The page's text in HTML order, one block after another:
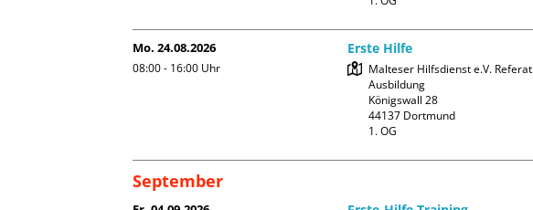
Mo. 24.08.2026
08:00 - 16:00 Uhr
Erste Hilfe
Malteser Hilfsdienst e.V. Referat
Ausbildung
Königswall 28
44137 Dortmund
1. OG
September